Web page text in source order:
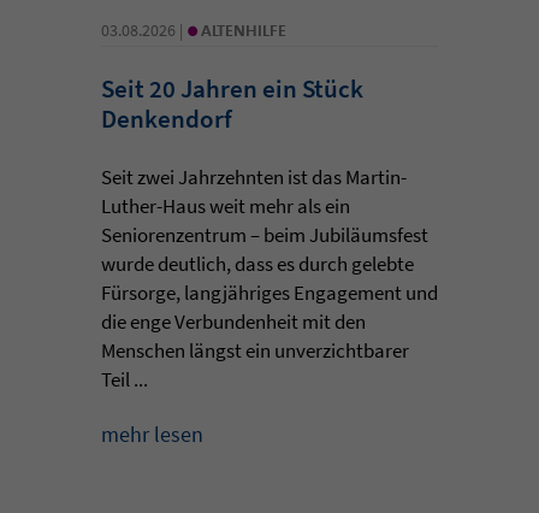
03.08.2026 | • ALTENHILFE
Seit 20 Jahren ein Stück
Denkendorf
Seit zwei Jahrzehnten ist das Martin-
Luther-Haus weit mehr als ein
Seniorenzentrum – beim Jubiläumsfest
wurde deutlich, dass es durch gelebte
Fürsorge, langjähriges Engagement und
die enge Verbundenheit mit den
Menschen längst ein unverzichtbarer
Teil ...
mehr lesen